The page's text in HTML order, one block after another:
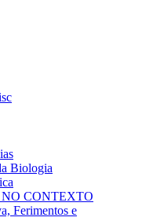
Biologia
NO CONTEXTO
Ferimentos e